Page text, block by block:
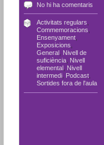
No hi ha comentaris
Activitats regulars
Commemoracions
Ensenyament,
Exposicions
General
Nivell de
suficiència, Nivell
elemental
Nivell
intermedi, Podcast,
Sortides fora de l'aula